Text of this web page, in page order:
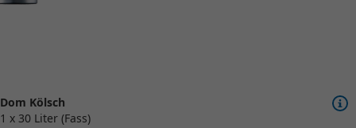
Dom Kölsch
1 x 30 Liter (Fass)